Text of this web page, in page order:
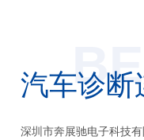
传感器示波线
传感器检测线
重卡工程车辆诊断连接
汽车诊
深圳市奔展驰电子科技